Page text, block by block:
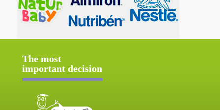
The most
important decision